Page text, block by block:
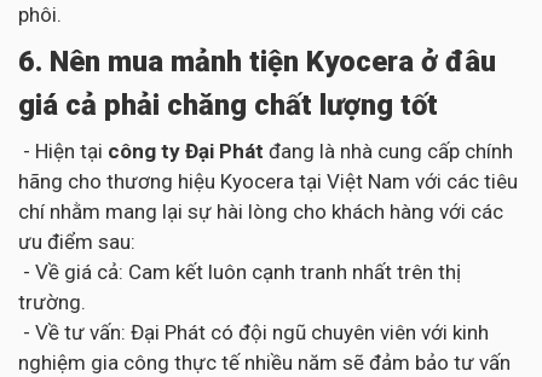
phôi.
6. Nên mua mảnh tiện Kyocera ở đâu
giá cả phải chăng chất lượng tốt
- Hiện tại công ty Đại Phát đang là nhà cung cấp chính
hãng cho thương hiệu Kyocera tại Việt Nam với các tiêu
chí nhằm mang lại sự hài lòng cho khách hàng với các
ưu điểm sau:
- Về giá cả: Cam kết luôn cạnh tranh nhất trên thị
trường.
- Về tư vấn: Đại Phát có đội ngũ chuyên viên với kinh
nghiệm gia công thực tế nhiều năm sẽ đảm bảo tư vấn